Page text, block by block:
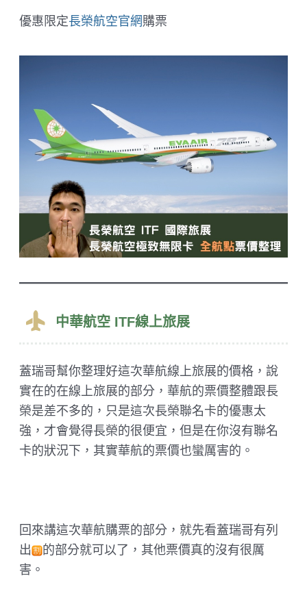
優惠限定長榮航空官網購票
中華航空 ITF線上旅展
蓋瑞哥幫你整理好這次華航線上旅展的價格，說
實在的在線上旅展的部分，華航的票價整體跟長
榮是差不多的，只是這次長榮聯名卡的優惠太
強，才會覺得長榮的很便宜，但是在你沒有聯名
卡的狀況下，其實華航的票價也蠻厲害的。
回來講這次華航購票的部分，就先看蓋瑞哥有列
出
的部分就可以了，其他票價真的沒有很厲
害。